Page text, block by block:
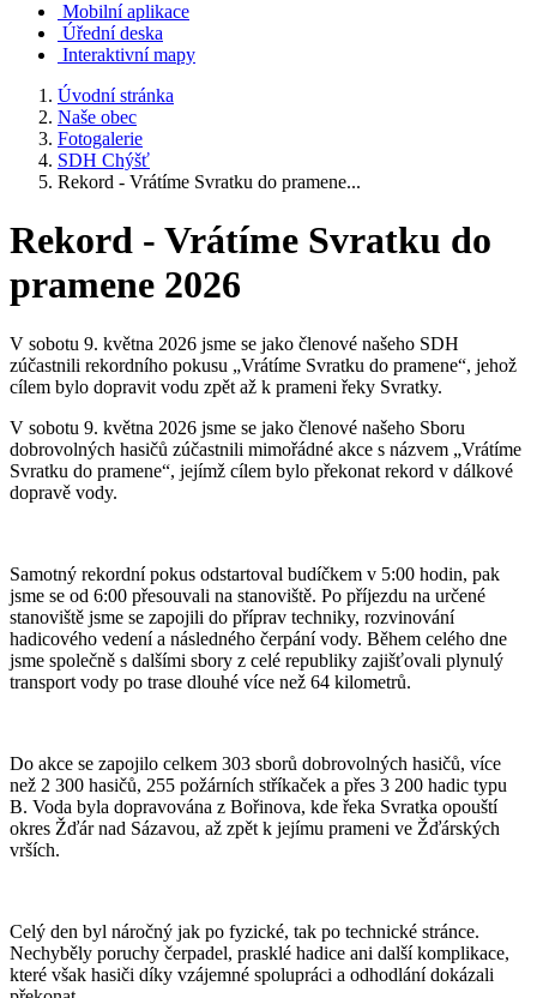
Mobilní aplikace
Úřední deska
Interaktivní mapy
Úvodní stránka
Naše obec
Fotogalerie
SDH Chýšť
Rekord - Vrátíme Svratku do pramene...
Rekord - Vrátíme Svratku do
pramene 2026
V sobotu 9. května 2026 jsme se jako členové našeho SDH
zúčastnili rekordního pokusu „Vrátíme Svratku do pramene“, jehož
cílem bylo dopravit vodu zpět až k prameni řeky Svratky.
V sobotu 9. května 2026 jsme se jako členové našeho Sboru
dobrovolných hasičů zúčastnili mimořádné akce s názvem „Vrátíme
Svratku do pramene“, jejímž cílem bylo překonat rekord v dálkové
dopravě vody.
Samotný rekordní pokus odstartoval budíčkem v 5:00 hodin, pak
jsme se od 6:00 přesouvali na stanoviště. Po příjezdu na určené
stanoviště jsme se zapojili do příprav techniky, rozvinování
hadicového vedení a následného čerpání vody. Během celého dne
jsme společně s dalšími sbory z celé republiky zajišťovali plynulý
transport vody po trase dlouhé více než 64 kilometrů.
Do akce se zapojilo celkem 303 sborů dobrovolných hasičů, více
než 2 300 hasičů, 255 požárních stříkaček a přes 3 200 hadic typu
B. Voda byla dopravována z Bořinova, kde řeka Svratka opouští
okres Žďár nad Sázavou, až zpět k jejímu prameni ve Žďárských
vrších.
Celý den byl náročný jak po fyzické, tak po technické stránce.
Nechyběly poruchy čerpadel, prasklé hadice ani další komplikace,
které však hasiči díky vzájemné spolupráci a odhodlání dokázali